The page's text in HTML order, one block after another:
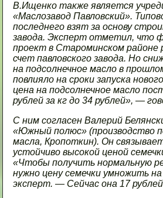
В.Ищенко также является
«Маслозавод Павловский».
последнего взят за основу
завода. Эксперт отметил, что
проект в Староминском районе
счет павловского завода. Но
на подсолнечное масло в
повлияло на сроки запуска
цена на подсолнечное масло
рублей за кг до 34 рублей», —
С ним согласен Валерий
«Южный полюс» (производство
масла, Кропоткин). Он
устойчиво высокой ценой
«Чтобы получить нормальную
нужно цену семечки умножить
эксперт. — Сейчас она 17